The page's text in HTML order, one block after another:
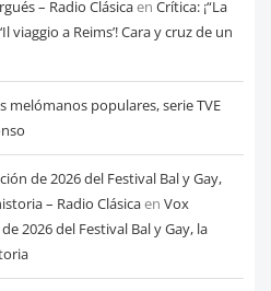
– Radio Clásicaen Crítica: ¡“La
viaggio a Reims’! Cara y cruz de un
melómanos populares, serie TVE
de 2026 del Festival Bal y Gay,
– Radio Clásicaen Vox
2026 del Festival Bal y Gay, la